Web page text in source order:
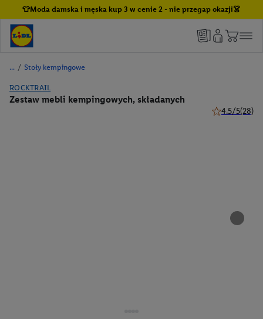
👕Moda damska i męska kup 3 w cenie 2 - nie przegap okazji👗
/ Stoły kempingowe
ROCKTRAIL
Zestaw mebli kempingowych, składanych
4.5/5(28)